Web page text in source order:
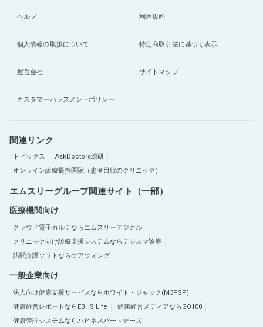
ヘルプ 利用規約
個人情報の取扱について 特定商取引法に基づく表示
運営会社 サイトマップ
カスタマーハラスメントポリシー
関連リンク
トピックス
AskDoctors総研
オンライン診療提携医院（患者目線のクリニック）
エムスリーグループ関連サイト（一部）
医療機関向け
クラウド電子カルテならエムスリーデジカル
クリニック向け診療支援システムならデジスマ診療
訪問介護ソフトならケアウィング
一般企業向け
法人向け健康支援サービスならホワイト・ジャック(M3PSP)
健康経営レポートならEBHS Life
健康経営メディアならGO100
健康管理システムならハピネスパートナーズ